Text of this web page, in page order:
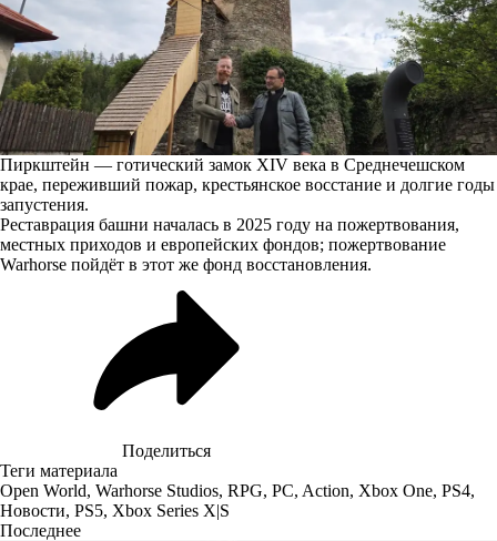
Пиркштейн — готический замок XIV века в Среднечешском
крае, переживший пожар, крестьянское восстание и долгие годы
запустения.
Реставрация башни началась в 2025 году на пожертвования,
местных приходов и европейских фондов; пожертвование
Warhorse пойдёт в этот же фонд восстановления.
Поделиться
Теги материала
Open World, Warhorse Studios, RPG, PC, Action, Xbox One, PS4,
Новости, PS5, Xbox Series X|S
Последнее